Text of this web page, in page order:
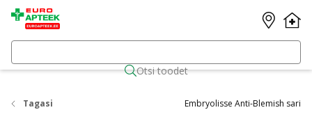
Otsi toodet
Tagasi Embryolisse Anti-Blemish sari